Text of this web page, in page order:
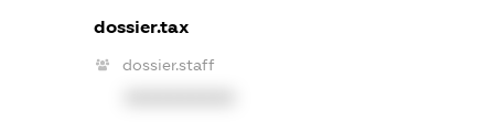
dossier.tax
dossier.staff